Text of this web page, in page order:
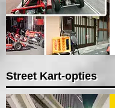
Street Kart-opties